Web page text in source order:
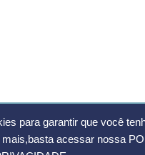
para garantir que você
acessar nossa